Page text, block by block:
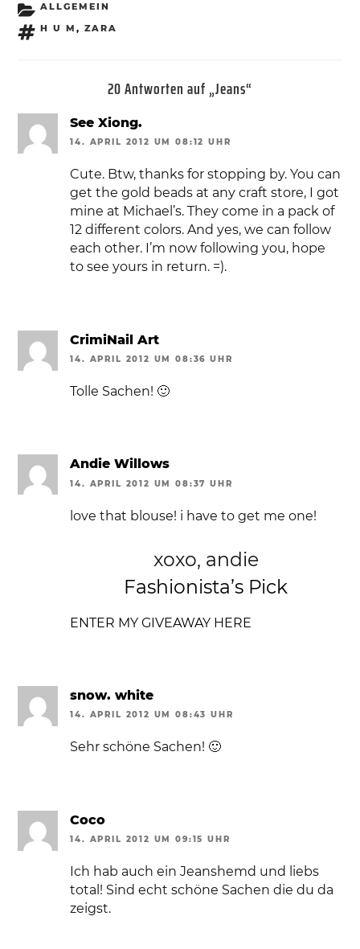
KATEGORIEN
ALLGEMEIN
SCHLAGWÖRTER
H U M , ZARA
20 Antworten auf „Jeans“
See Xiong.
14. APRIL 2012 UM 08:12 UHR
Cute. Btw, thanks for stopping by. You can
get the gold beads at any craft store, I got
mine at Michael’s. They come in a pack of
12 different colors. And yes, we can follow
each other. I’m now following you, hope
to see yours in return. =).
CrimiNail Art
14. APRIL 2012 UM 08:36 UHR
Tolle Sachen! 🙂
Andie Willows
14. APRIL 2012 UM 08:37 UHR
love that blouse! i have to get me one!
xoxo, andie
Fashionista’s Pick
ENTER MY GIVEAWAY HERE
snow. white
14. APRIL 2012 UM 08:43 UHR
Sehr schöne Sachen! 🙂
Coco
14. APRIL 2012 UM 09:15 UHR
Ich hab auch ein Jeanshemd und liebs
total! Sind echt schöne Sachen die du da
zeigst.